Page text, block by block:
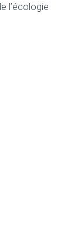
l’écologie